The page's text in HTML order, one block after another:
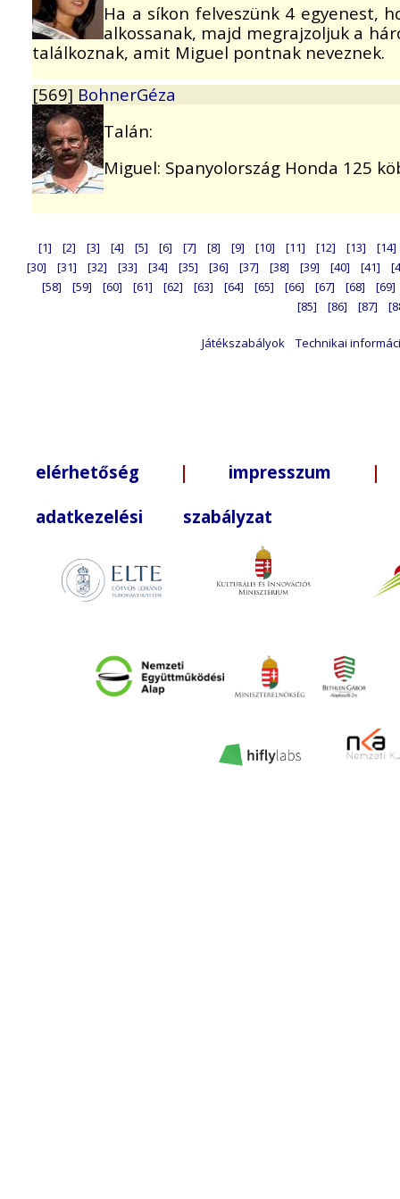
Ha a síkon felveszünk 4 egyenest,
alkossanak, majd megrajzoljuk a
találkoznak, amit Miguel pontnak neveznek.
[569] BohnerGéza
Talán:
Miguel: Spanyolország Honda 125
[1] [2] [3] [4] [5] [6] [7] [8] [9] [10] [11] [12] [13]
[14]
[30]
[31] [32] [33] [34] [35] [36] [37] [38] [39] [40] [41]
[58]
[59] [60] [61] [62] [63] [64] [65] [66] [67] [68]
[69]
[85]
[86] [87]
Játékszabályok Technikai
elérhetőség | impresszum |
adatkezelési szabályzat